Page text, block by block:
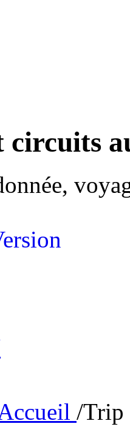
circuits
/Trip